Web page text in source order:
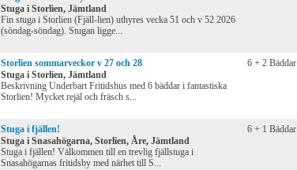
Stuga i Storlien, Jämtland
Fin stuga i Storlien (Fjäll-lien) uthyres vecka 51 och v 52 2026
(söndag-söndag). Stugan ligge...
Storlien sommarveckor v 27 och 28
Stuga i Storlien, Jämtland
Beskrivning Underbart Fritidshus med 6 bäddar i fantastiska
Storlien! Mycket rejäl och fräsch s...
6 + 2 Bäddar
Stuga i fjällen!
Stuga i Snasahögarna, Storlien, Åre, Jämtland
Stuga i fjällen! Välkommen till en trevlig fjällstuga i
Snasahögarnas fritidsby med närhet till S...
6 + 1 Bäddar